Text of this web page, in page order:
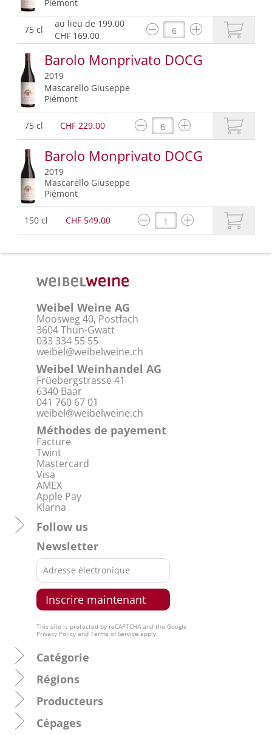
Piémont
75 cl
au lieu de 199.00
CHF 169.00
Barolo Monprivato DOCG
2019
Mascarello Giuseppe
Piémont
75 cl CHF 229.00
Barolo Monprivato DOCG
2019
Mascarello Giuseppe
Piémont
150 cl CHF 549.00
Weibel Weine AG
Moosweg 40, Postfach
3604 Thun-Gwatt
033 334 55 55
weibel@weibelweine.ch
Weibel Weinhandel AG
Früebergstrasse 41
6340 Baar
041 760 67 01
weibel@weibelweine.ch
Méthodes de payement
Facture
Twint
Mastercard
Visa
AMEX
Apple Pay
Klarna
Follow us
Newsletter
This site is protected by reCAPTCHA and the Google
Privacy Policy and Terms of Service apply.
Catégorie
Régions
Producteurs
Cépages